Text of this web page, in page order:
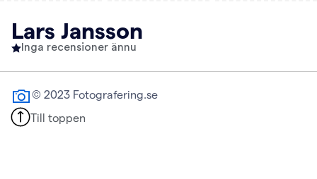
Lars Jansson
Inga recensioner ännu
© 2023 Fotografering.se
Till toppen